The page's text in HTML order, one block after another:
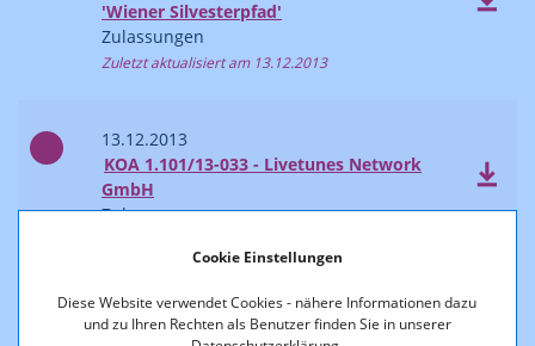
Cookie Einstellungen
Diese Website verwendet Cookies - nähere Informationen dazu
und zu Ihren Rechten als Benutzer finden Sie in unserer
'Wiener Silvesterpfad'
Zulassungen
Zuletzt aktualisiert am 13.12.2013
13.12.2013
KOA 1.101/13-033 - Livetunes Network
GmbH
Zulassungen
KOA 1.193/13-093 - Livetunes Network